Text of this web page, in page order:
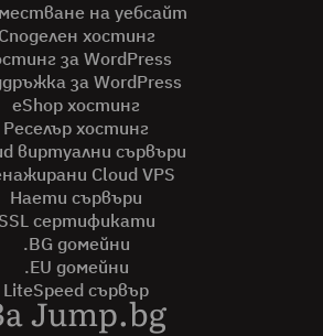
на уебсайт
Споделен хостинг
за WordPress
за WordPress
eShop хостинг
Реселър хостинг
виртуални сървъри
Cloud VPS
Наети сървъри
SSL сертификати
.BG домейни
.EU домейни
LiteSpeed сървър
Jump.bg